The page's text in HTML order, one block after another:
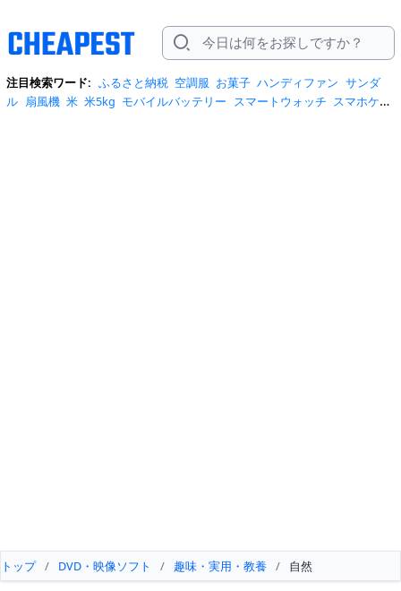
注目検索ワード: ふるさと納税 空調服 お菓子 ハンディファン サンダ
ル 扇風機 米 米5kg モバイルバッテリー スマートウォッチ スマホケー
トップ / DVD・映像ソフト / 趣味・実用・教養 / 自然